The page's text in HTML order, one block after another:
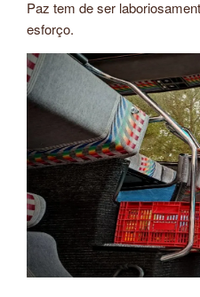
Paz tem de ser
esforço.